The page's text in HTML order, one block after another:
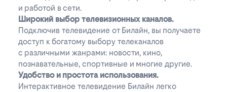
и работой в сети.
Широкий выбор телевизионных каналов.
Подключив телевидение от Билайн, вы получаете
доступ к богатому выбору телеканалов
с различными жанрами: новости, кино,
познавательные, спортивные и многие другие.
Удобство и простота использования.
Интерактивное телевидение Билайн легко